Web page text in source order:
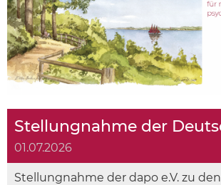
01.07.2026
Stellungnahme der dapo e.V. zu den